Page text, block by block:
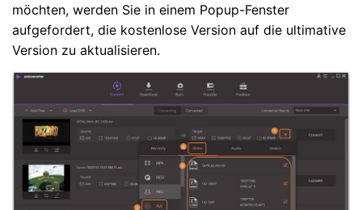
möchten, werden Sie in einem Popup-Fenster
aufgefordert, die kostenlose Version auf die ultimative
Version zu aktualisieren.